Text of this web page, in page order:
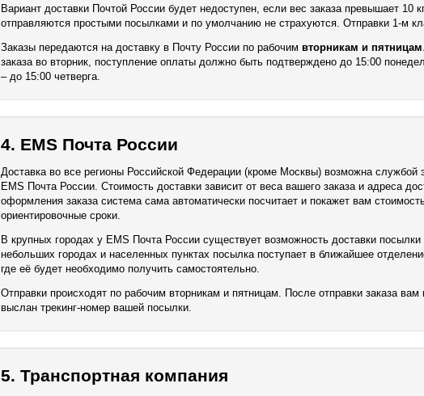
Вариант доставки Почтой России будет недоступен, если вес заказа превышает 10
отправляются простыми посылками и по умолчанию не страхуются. Отправки 1-м
Заказы передаются на доставку в Почту России по рабочим вторникам и пятницам
заказа во вторник, поступление оплаты должно быть подтверждено до 15:00
– до 15:00 четверга.
4. EMS Почта России
Доставка во все регионы Российской Федерации (кроме Москвы) возможна службой
EMS Почта России. Стоимость доставки зависит от веса вашего заказа и адреса
оформления заказа система сама автоматически посчитает и покажет вам
ориентировочные сроки.
В крупных городах у EMS Почта России существует возможность доставки
небольших городах и населенных пунктах посылка поступает в ближайшее
где её будет необходимо получить самостоятельно.
Отправки происходят по рабочим вторникам и пятницам. После отправки заказа вам
выслан трекинг-номер вашей посылки.
5. Транспортная компания